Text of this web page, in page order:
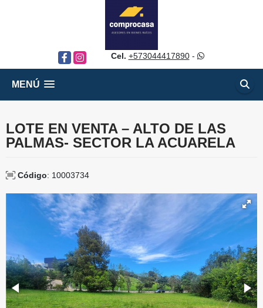
FacebookInstagram Cel. +573044417890-
MENÚ
LOTE EN VENTA – ALTO DE LAS
PALMAS- SECTOR LA ACUARELA
Código: 10003734